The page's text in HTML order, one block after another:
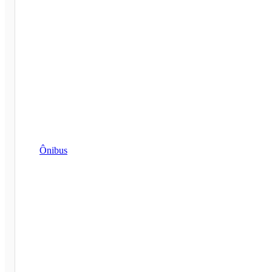
Ônibus